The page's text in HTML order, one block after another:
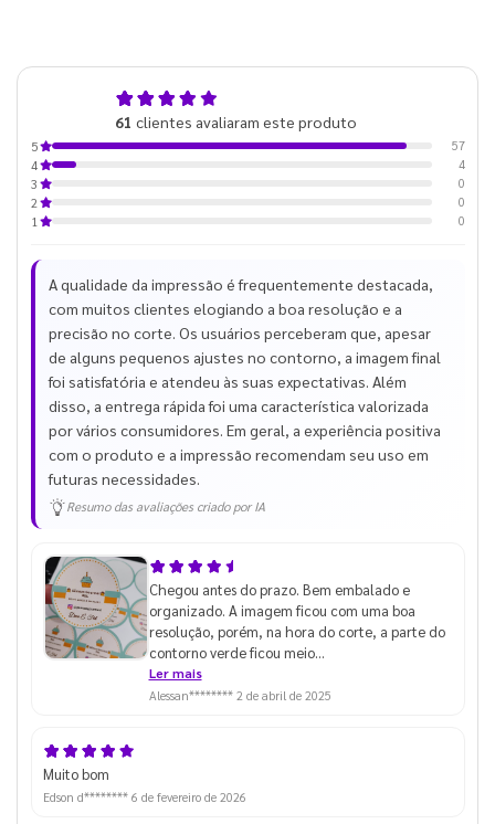
61 clientes avaliaram este produto
5
57
4
4
3
0
2
0
1
0
A qualidade da impressão é frequentemente destacada,
com muitos clientes elogiando a boa resolução e a
precisão no corte. Os usuários perceberam que, apesar
de alguns pequenos ajustes no contorno, a imagem final
foi satisfatória e atendeu às suas expectativas. Além
disso, a entrega rápida foi uma característica valorizada
por vários consumidores. Em geral, a experiência positiva
com o produto e a impressão recomendam seu uso em
futuras necessidades.
Resumo das avaliações criado por IA
Chegou antes do prazo. Bem embalado e
organizado. A imagem ficou com uma boa
resolução, porém, na hora do corte, a parte do
contorno verde ficou meio
cortada/desregulada. Não sei dizer se foi algo
no gabarito ou se de repente foi algo na
podemos melhorar. Mas apesar desse detalhe,
Ler mais
Alessan******** 2 de abril de 2025
Muito bom
Edson d******** 6 de fevereiro de 2026